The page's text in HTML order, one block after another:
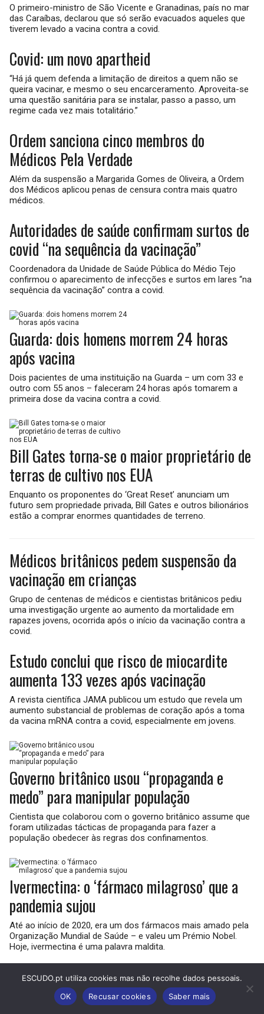
O primeiro-ministro de São Vicente e Granadinas, país no mar
das Caraíbas, declarou que só serão evacuados aqueles que
tiverem levado a vacina contra a covid.
Covid: um novo apartheid
“Há já quem defenda a limitação de direitos a quem não se
queira vacinar, e mesmo o seu encarceramento. Aproveita-se
uma questão sanitária para se instalar, passo a passo, um
regime cada vez mais totalitário.”
Ordem sanciona cinco membros do
Médicos Pela Verdade
Além da suspensão a Margarida Gomes de Oliveira, a Ordem
dos Médicos aplicou penas de censura contra mais quatro
médicos.
Autoridades de saúde confirmam surtos de
covid “na sequência da vacinação”
Coordenadora da Unidade de Saúde Pública do Médio Tejo
confirmou o aparecimento de infecções e surtos em lares “na
sequência da vacinação” contra a covid.
Guarda: dois homens morrem 24 horas
após vacina
Dois pacientes de uma instituição na Guarda – um com 33 e
outro com 55 anos – faleceram 24 horas após tomarem a
primeira dose da vacina contra a covid.
Bill Gates torna-se o maior proprietário de
terras de cultivo nos EUA
Enquanto os proponentes do ‘Great Reset’ anunciam um
futuro sem propriedade privada, Bill Gates e outros bilionários
estão a comprar enormes quantidades de terreno.
Médicos britânicos pedem suspensão da
vacinação em crianças
Grupo de centenas de médicos e cientistas britânicos pediu
uma investigação urgente ao aumento da mortalidade em
rapazes jovens, ocorrida após o início da vacinação contra a
covid.
Estudo conclui que risco de miocardite
aumenta 133 vezes após vacinação
A revista científica JAMA publicou um estudo que revela um
aumento substancial de problemas de coração após a toma
da vacina mRNA contra a covid, especialmente em jovens.
Governo britânico usou “propaganda e
medo” para manipular população
Cientista que colaborou com o governo britânico assume que
foram utilizadas tácticas de propaganda para fazer a
população obedecer às regras dos confinamentos.
Ivermectina: o ‘fármaco milagroso’ que a
pandemia sujou
Até ao início de 2020, era um dos fármacos mais amado pela
Organização Mundial de Saúde – e valeu um Prémio Nobel.
Hoje, ivermectina é uma palavra maldita.
Os não vacinados são uma minoria
perseguida
ESCUDO.pt utiliza cookies mas não recolhe dados pessoais.
OK
Recusar cookies Saber mais